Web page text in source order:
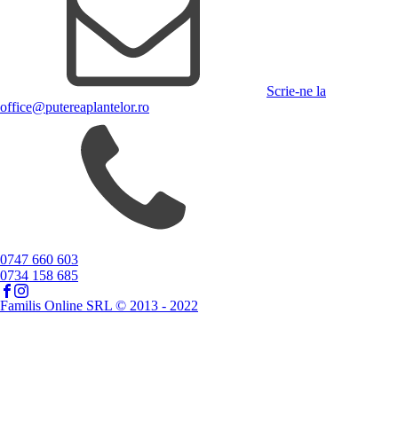
Scrie-ne la
office@putereaplantelor.ro
0747 660 603
0734 158 685
Familis Online SRL © 2013 - 2022